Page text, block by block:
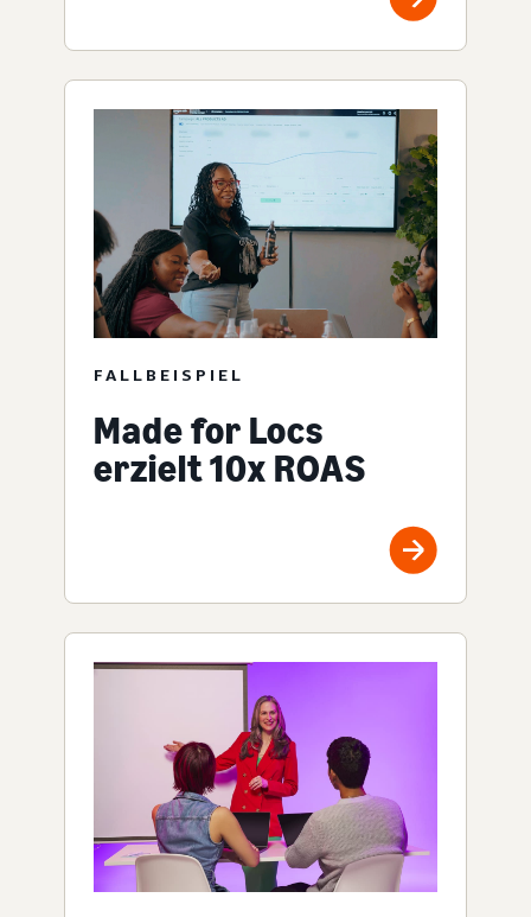
FALLBEISPIEL
Made for Locs
erzielt 10x ROAS